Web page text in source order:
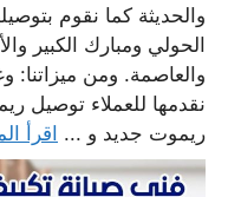
والحديثة كما نقوم
الحولي ومبارك الكبير
والعاصمة. ومن ميزاتنا:
نقدمها للعملاء توصيل
ريموت جديد و ...
اقرأ